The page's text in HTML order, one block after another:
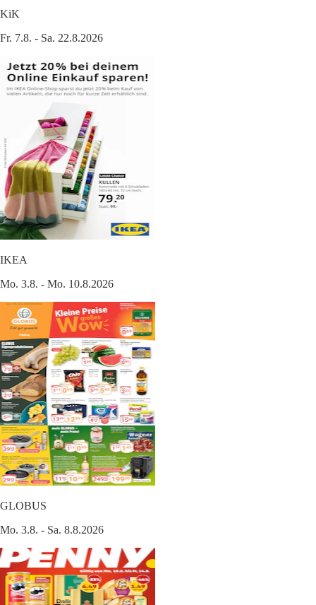
KiK
Fr. 7.8. - Sa. 22.8.2026
IKEA
Mo. 3.8. - Mo. 10.8.2026
GLOBUS
Mo. 3.8. - Sa. 8.8.2026